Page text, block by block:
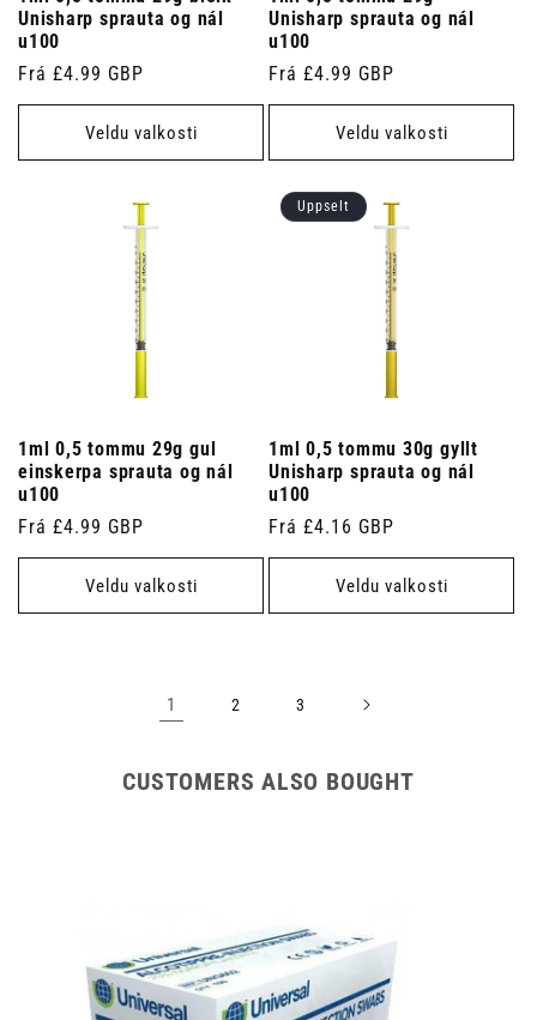
Unisharp sprauta og nál
u100
Venjulegt
verð
Frá £4.99 GBP
Veldu valkosti
Unisharp sprauta og nál
u100
Venjulegt
verð
Frá £4.99 GBP
Veldu valkosti
1ml 0,5 tommu 29g gul
einskerpa sprauta og nál
u100
Venjulegt
verð
Frá £4.99 GBP
Veldu valkosti
Uppselt
1ml 0,5 tommu 30g gyllt
Unisharp sprauta og nál
u100
Venjulegt
verð
Frá £4.16 GBP
Veldu valkosti
1 2 3
CUSTOMERS ALSO BOUGHT